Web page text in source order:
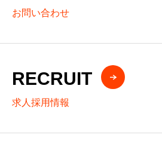
お問い合わせ
RECRUIT
求人採用情報